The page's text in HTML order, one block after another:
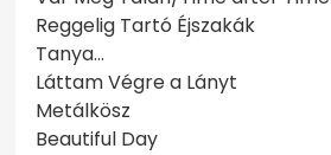
Reggelig Tartó Éjszakák
Tanya…
Láttam Végre a Lányt
Metálkösz
Beautiful Day